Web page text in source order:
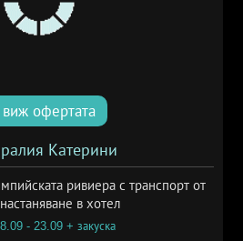
виж офертата
Катерини
ривиера с транспорт от
в хотел
- 23.09 + закуска